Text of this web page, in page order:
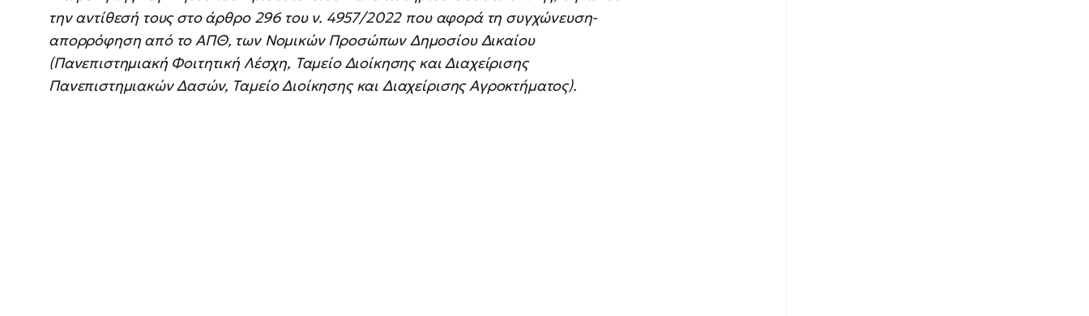
την αντίθεσή τους στο άρθρο 296 του ν. 4957/2022 που αφορά τη συγχώνευση-
απορρόφηση από το ΑΠΘ, των Νομικών Προσώπων Δημοσίου Δικαίου
(Πανεπιστημιακή Φοιτητική Λέσχη, Ταμείο Διοίκησης και Διαχείρισης
Πανεπιστημιακών Δασών, Ταμείο Διοίκησης και Διαχείρισης Αγροκτήματος).